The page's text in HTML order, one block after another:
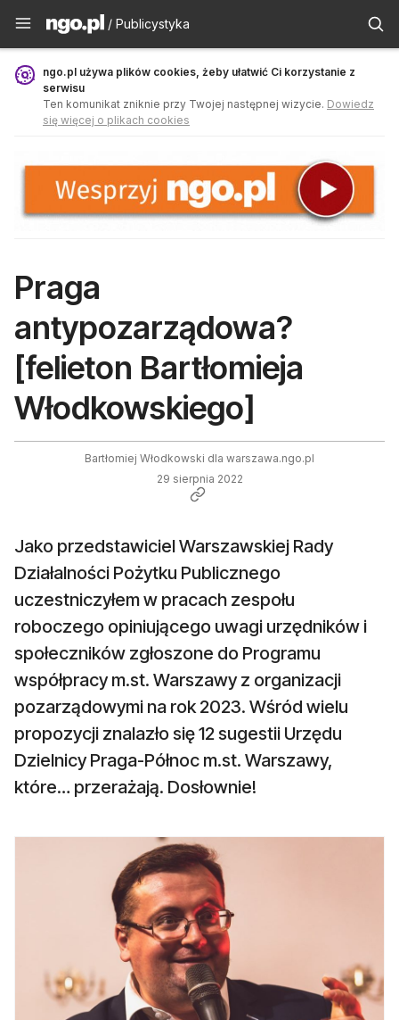
Publicystyka - ngo.pl
/ Publicystyka
ngo.pl używa plików cookies, żeby ułatwić Ci korzystanie z
serwisu
Ten komunikat zniknie przy Twojej następnej wizycie. Dowiedz
się więcej o plikach cookies
Praga
antypozarządowa?
[felieton Bartłomieja
Włodkowskiego]
Bartłomiej Włodkowski dla warszawa.ngo.pl
29 sierpnia 2022
Jako przedstawiciel Warszawskiej Rady
Działalności Pożytku Publicznego
uczestniczyłem w pracach zespołu
roboczego opiniującego uwagi urzędników i
społeczników zgłoszone do Programu
współpracy m.st. Warszawy z organizacji
pozarządowymi na rok 2023. Wśród wielu
propozycji znalazło się 12 sugestii Urzędu
Dzielnicy Praga-Północ m.st. Warszawy,
które… przerażają. Dosłownie!